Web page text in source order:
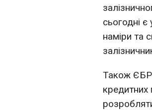
сьогодні
наміри та
Також
кредитних